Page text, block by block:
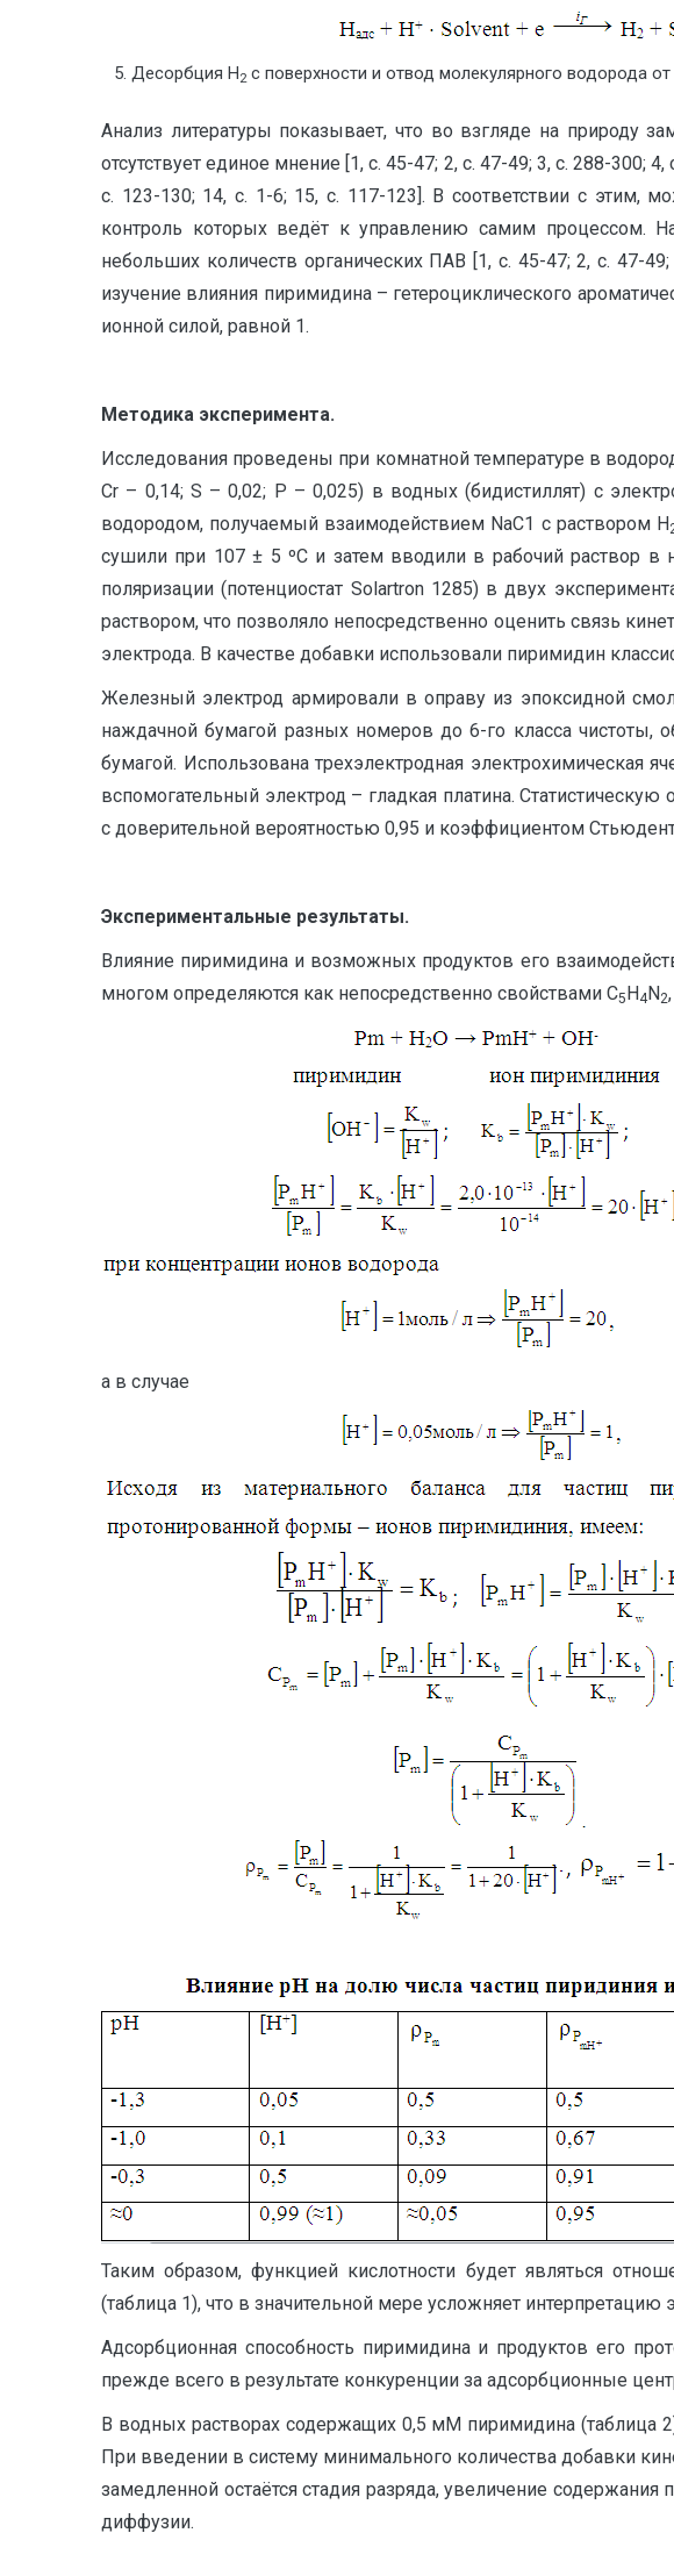
Десорбция Н2с поверхности и отвод молекулярного водорода от
Анализ литературы показывает, что во взгляде на природу
отсутствует единое мнение [1, с. 45-47; 2, с. 47-49; 3, с. 288-300;
с. 123-130; 14, с. 1-6; 15, с. 117-123]. В соответствии с этим,
контроль которых ведёт к управлению самим процессом.
небольших количеств органических ПАВ [1, с. 45-47; 2, с. 47-
изучение влияния пиримидина – гетероциклического
ионной силой, равной 1.
Методика эксперимента.
Исследования проведены при комнатной температуре в
Cr – 0,14; S – 0,02; P – 0,025) в водных (бидистиллят) с
водородом, получаемый взаимодействием NaC1 с раствором H
сушили при 107 ± 5 ºС и затем вводили в рабочий раствор в
поляризации (потенциостат Solartron 1285) в двух
раствором, что позволяло непосредственно оценить связь
электрода. В качестве добавки использовали пиримидин
Железный электрод армировали в оправу из эпоксидной
наждачной бумагой разных номеров до 6-го класса
бумагой. Использована трехэлектродная
вспомогательный электрод – гладкая платина.
с доверительной вероятностью 0,95 и коэффициентом
Экспериментальные результаты.
Влияние пиримидина и возможных продуктов его
многом определяются как непосредственно свойствами С5Н4N2
а в случае
Таким образом, функцией кислотности будет являться
(таблица 1), что в значительной мере усложняет
Адсорбционная способность пиримидина и продуктов его
прежде всего в результате конкуренции за адсорбционные
В водных растворах содержащих 0,5 мМ пиримидина (таблица
При введении в систему минимального количества добавки
замедленной остаётся стадия разряда, увеличение
диффузии.